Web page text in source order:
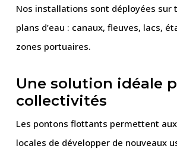
Nos installations sont déployées sur
plans d’eau : canaux, fleuves, lacs,
zones portuaires.
Une solution idéale
collectivités
Les pontons flottants permettent aux
locales de développer de nouveaux